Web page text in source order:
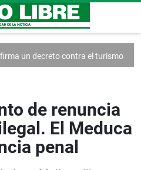
contra el turismo Francia
de renuncia
El Meduca
penal